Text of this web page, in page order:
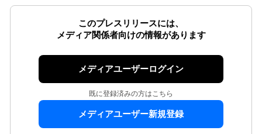
このプレスリリースには、
メディア関係者向けの情報があります
メディアユーザーログイン
既に登録済みの方はこちら
メディアユーザー新規登録